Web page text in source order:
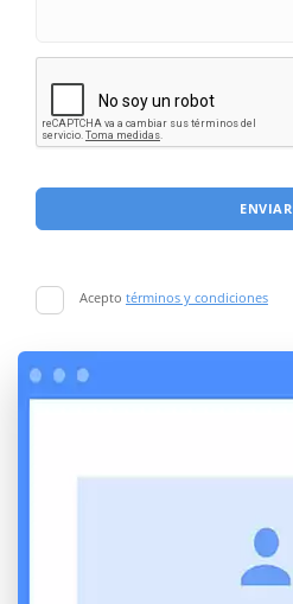
ENVIAR
Acepto términos y condiciones